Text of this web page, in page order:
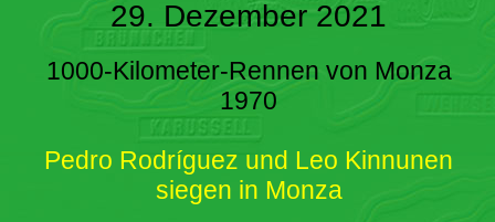
29. Dezember 2021
1000-Kilometer-Rennen von Monza
1970
Pedro Rodríguez und Leo Kinnunen
siegen in Monza